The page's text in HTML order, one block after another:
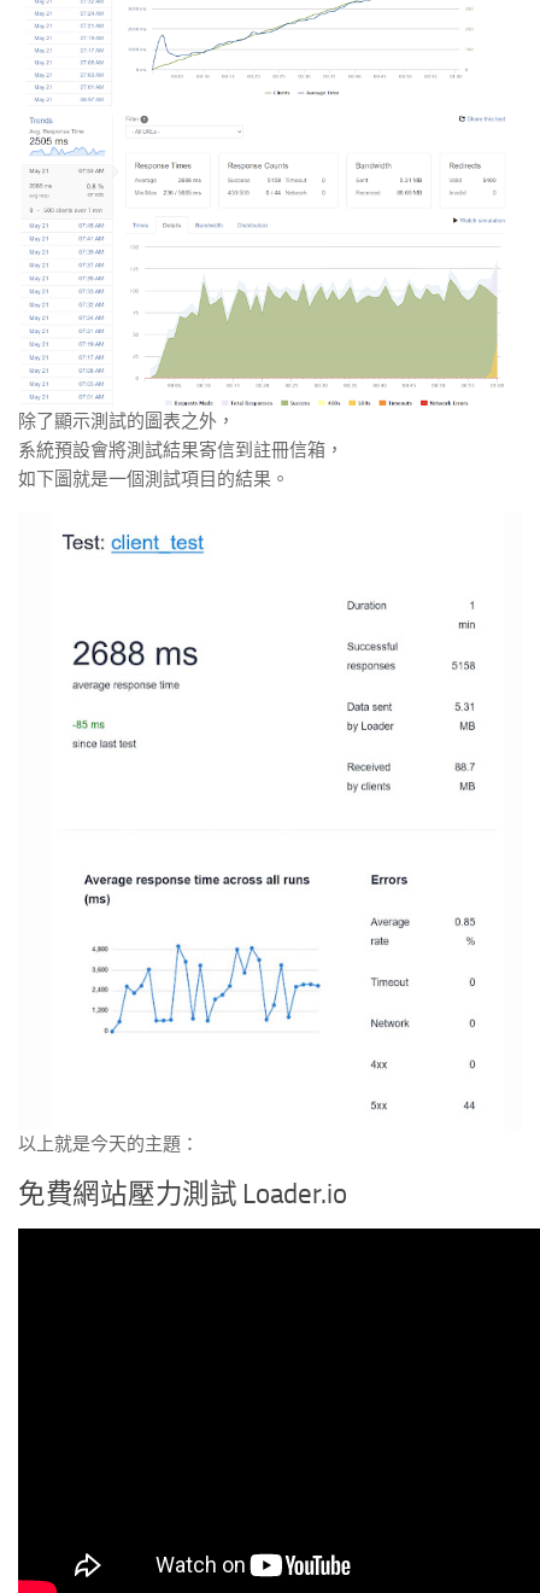
除了顯示測試的圖表之外，
系統預設會將測試結果寄信到註冊信箱，
如下圖就是一個測試項目的結果。
以上就是今天的主題：
免費網站壓力測試 Loader.io